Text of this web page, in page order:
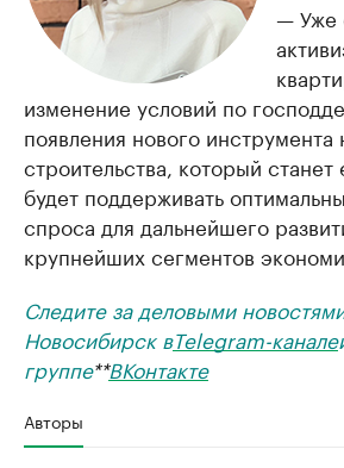
— Уже
изменение условий по
появления нового
строительства, который
будет поддерживать
спроса для дальнейшего
крупнейших сегментов
Следите за деловыми
Новосибирск вTelegram-канале
группе**ВКонтакте
Авторы